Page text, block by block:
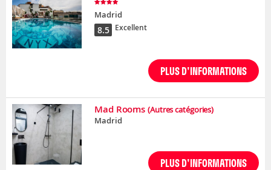
Madrid
8.5 Excellent
PLUS D'INFORMATIONS
Mad Rooms (Autres catégories)
Madrid
PLUS D'INFORMATIONS